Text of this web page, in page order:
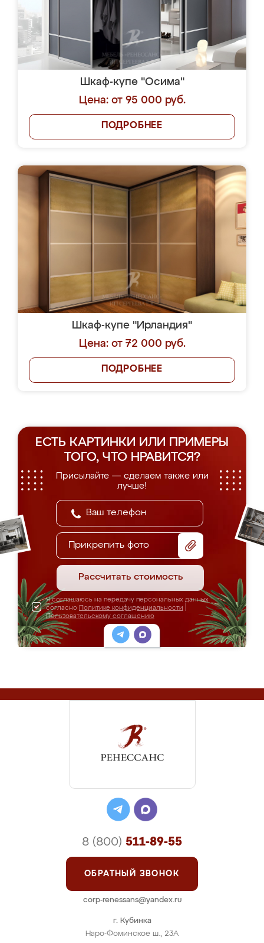
Шкаф-купе "Осима"
Цена: от 95 000 руб.
ПОДРОБНЕЕ
Шкаф-купе "Ирландия"
Цена: от 72 000 руб.
ПОДРОБНЕЕ
ЕСТЬ КАРТИНКИ ИЛИ ПРИМЕРЫ
ТОГО, ЧТО НРАВИТСЯ?
Присылайте — сделаем также или
лучше!
Прикрепить фото
Рассчитать стоимость
Я соглашаюсь на передачу персональных данных
согласно Политике конфиденциальности
Пользовательскому соглашению
г. Кубинка
Наро-Фоминское ш., 23А
8 (800) 511-89-55
ОБРАТНЫЙ ЗВОНОК
corp-renessans@yandex.ru